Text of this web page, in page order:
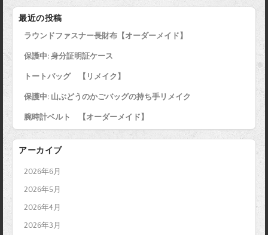
o
o
k
e
r
e
s
最近の投稿
ラウンドファスナー長財布【オーダーメイド】
保護中: 身分証明証ケース
トートバッグ 【リメイク】
保護中: 山ぶどうのかごバッグの持ち手リメイク
腕時計ベルト 【オーダーメイド】
アーカイブ
2026年6月
2026年5月
2026年4月
2026年3月